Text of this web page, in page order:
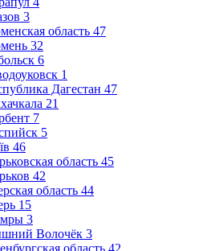
3
область 47
32
6
1
Дагестан 47
21
7
5
46
область 45
42
область 44
15
3
Волочёк 3
область 42